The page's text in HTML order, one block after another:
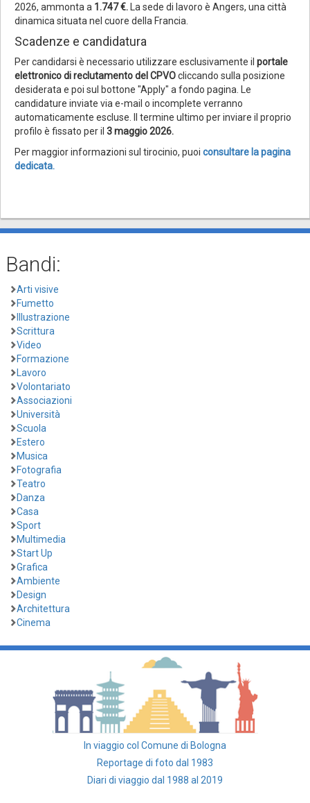
2026, ammonta a 1.747 €.
La sede di lavoro è Angers, una città
dinamica situata nel cuore della Francia.
Scadenze e candidatura
Per candidarsi è necessario utilizzare esclusivamente il portale
elettronico di reclutamento del CPVOcliccando sulla posizione
desiderata e poi sul bottone "Apply" a fondo pagina. Le
candidature inviate via e-mail o incomplete verranno
automaticamente escluse. Il termine ultimo per inviare il proprio
profilo è fissato per il 3 maggio 2026.
Per maggior informazioni sul tirocinio, puoi consultare la pagina
dedicata.
Bandi:
Arti visive
Fumetto
Illustrazione
Scrittura
Video
Formazione
Lavoro
Volontariato
Associazioni
Università
Scuola
Estero
Musica
Fotografia
Teatro
Danza
Casa
Sport
Multimedia
Start Up
Grafica
Ambiente
Design
Architettura
Cinema
In viaggio col Comune di Bologna
Reportage di foto dal 1983
Diari di viaggio dal 1988 al 2019